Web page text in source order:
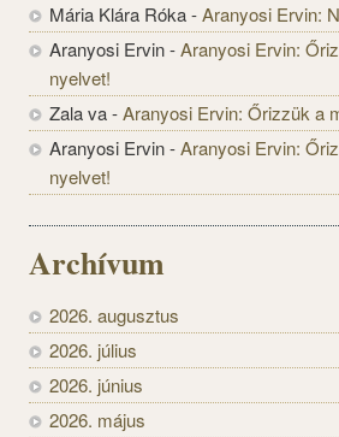
Mária Klára Róka-Aranyosi Ervin:
Aranyosi Ervin-Aranyosi Ervin:
nyelvet!
Zala va-Aranyosi Ervin: Őrizzük a
Aranyosi Ervin-Aranyosi Ervin:
nyelvet!
Archívum
2026. augusztus
2026. július
2026. június
2026. május